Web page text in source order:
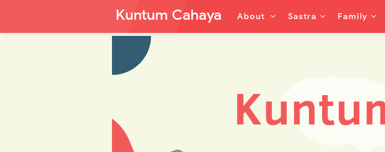
Kuntum Cahaya About Sastra Family